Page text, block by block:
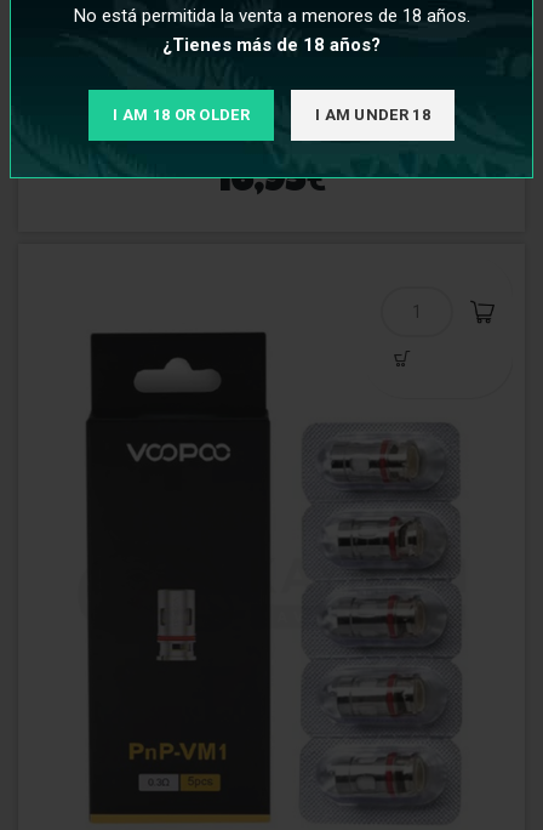
No está permitida la venta a menores de 18 años.
¿Tienes más de 18 años?
I AM 18 OR OLDER I AM UNDER 18
Voopoo PNP-R2 1.0ohm Coil (Pack 5)
16,95€